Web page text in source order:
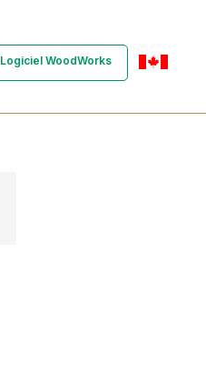
Logiciel WoodWorks